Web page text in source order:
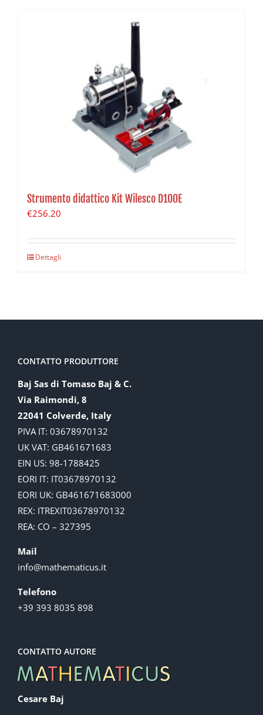
Strumento didattico Kit Wilesco D100E
€256.20
Dettagli
CONTATTO PRODUTTORE
Baj Sas di Tomaso Baj & C.
Via Raimondi, 8
22041 Colverde, Italy
PIVA IT: 03678970132
UK VAT: GB461671683
EIN US: 98-1788425
EORI IT: IT03678970132
EORI UK: GB461671683000
REX: ITREXIT03678970132
REA: CO – 327395
Mail
info@mathematicus.it
Telefono
+39 393 8035 898
CONTATTO AUTORE
Cesare Baj